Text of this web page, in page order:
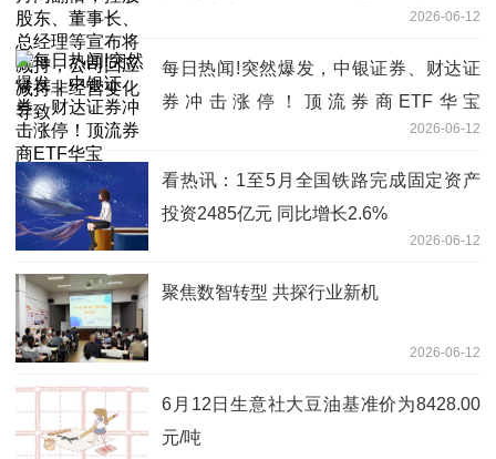
减持，公司回应减持非经营变化导致2026-06-12
每日热闻!突然爆发，中银证券、财达证
券冲击涨停！顶流券商ETF华宝
（512000）涨超3%，单日再度吸金1.15
亿元
2026-06-12
看热讯：1至5月全国铁路完成固定资产
投资2485亿元 同比增长2.6%
2026-06-12
聚焦数智转型 共探行业新机
2026-06-12
6月12日生意社大豆油基准价为8428.00
元/吨